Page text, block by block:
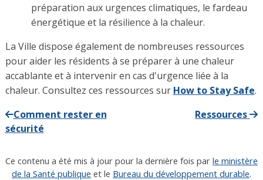
préparation aux urgences climatiques, le fardeau
énergétique et la résilience à la chaleur.
La Ville dispose également de nombreuses ressources
pour aider les résidents à se préparer à une chaleur
accablante et à intervenir en cas d'urgence liée à la
chaleur. Consultez ces ressources sur How to Stay Safe.
Comment rester en
sécurité
Ressources
Ce contenu a été mis à jour pour la dernière fois par le ministère
de la Santé publique et le Bureau du développement durable.